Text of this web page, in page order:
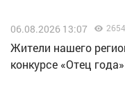
06.08.2026 13:07 2654
Жители нашего
конкурсе «Отец года»